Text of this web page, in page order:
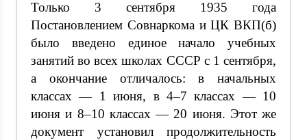
Только 3 сентября 1935 года
Постановлением Совнаркома и ЦК ВКП(б)
было введено единое начало учебных
занятий во всех школах СССР с 1 сентября,
а окончание отличалось: в начальных
классах — 1 июня, в 4–7 классах — 10
июня и 8–10 классах — 20 июня. Этот же
документ установил продолжительность